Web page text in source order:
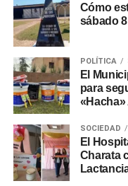
Cómo
sábado
POLÍTICA
El
para
«Hacha»
SOCIEDAD
El
Charata